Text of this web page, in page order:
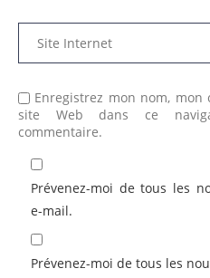
Enregistrez mon nom,
site Web dans ce
commentaire.
Prévenez-moi de tous les
e-mail.
Prévenez-moi de tous les